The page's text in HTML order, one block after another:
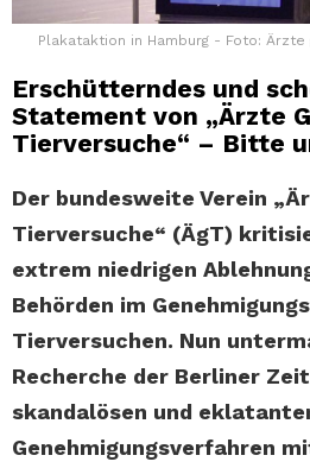
Plakataktion in Hamburg - Foto: Ärzte
Erschütterndes und
Statement von „Ärzte
Tierversuche“ – Bitte
Der bundesweite Verein
Tierversuche“ (ÄgT)
extrem niedrigen
Behörden im
Tierversuchen. Nun
Recherche der Berliner
skandalösen und
Genehmigungsverfahren